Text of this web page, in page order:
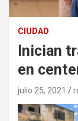
CIUDAD
Inician
en
julio 25, 2021